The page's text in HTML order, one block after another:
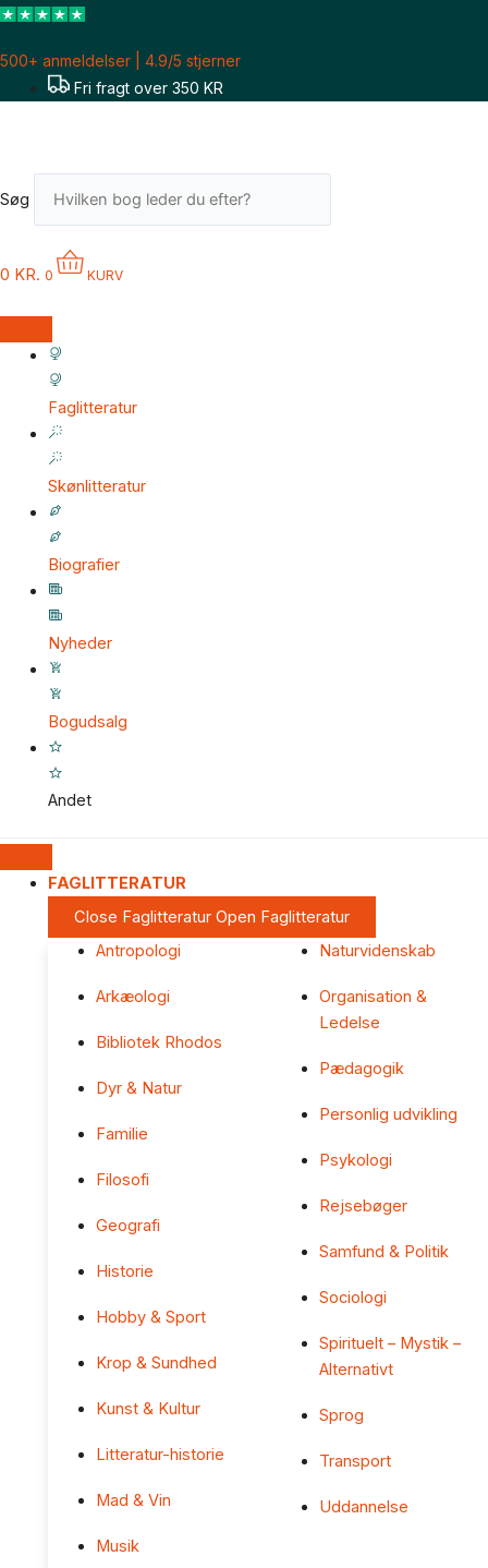
Gå
indholdet
500+ anmeldelser | 4.9/5 stjerner
Fri fragt over 350 KR
Søg
0 KR. 0 KURV
Faglitteratur
Skønlitteratur
Biografier
Nyheder
Bogudsalg
Andet
FAGLITTERATUR
Close Faglitteratur Open Faglitteratur
Antropologi
Arkæologi
Bibliotek Rhodos
Dyr & Natur
Familie
Filosofi
Geografi
Historie
Hobby & Sport
Krop & Sundhed
Kunst & Kultur
Litteratur-historie
Mad & Vin
Musik
Naturvidenskab
Organisation &
Ledelse
Pædagogik
Personlig udvikling
Psykologi
Rejsebøger
Samfund & Politik
Sociologi
Spirituelt – Mystik –
Alternativt
Sprog
Transport
Uddannelse